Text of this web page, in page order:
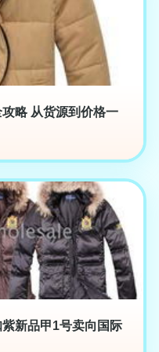
略 从货源到价格一
新品甲1号卖向国际